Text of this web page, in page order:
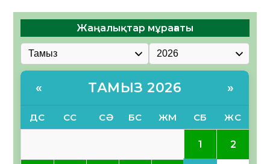
Жаңалықтар мұрағаты
« ТАМЫЗ 2026 »
ДС СС СӘ БС ЖМ СБ ЖС
1 2